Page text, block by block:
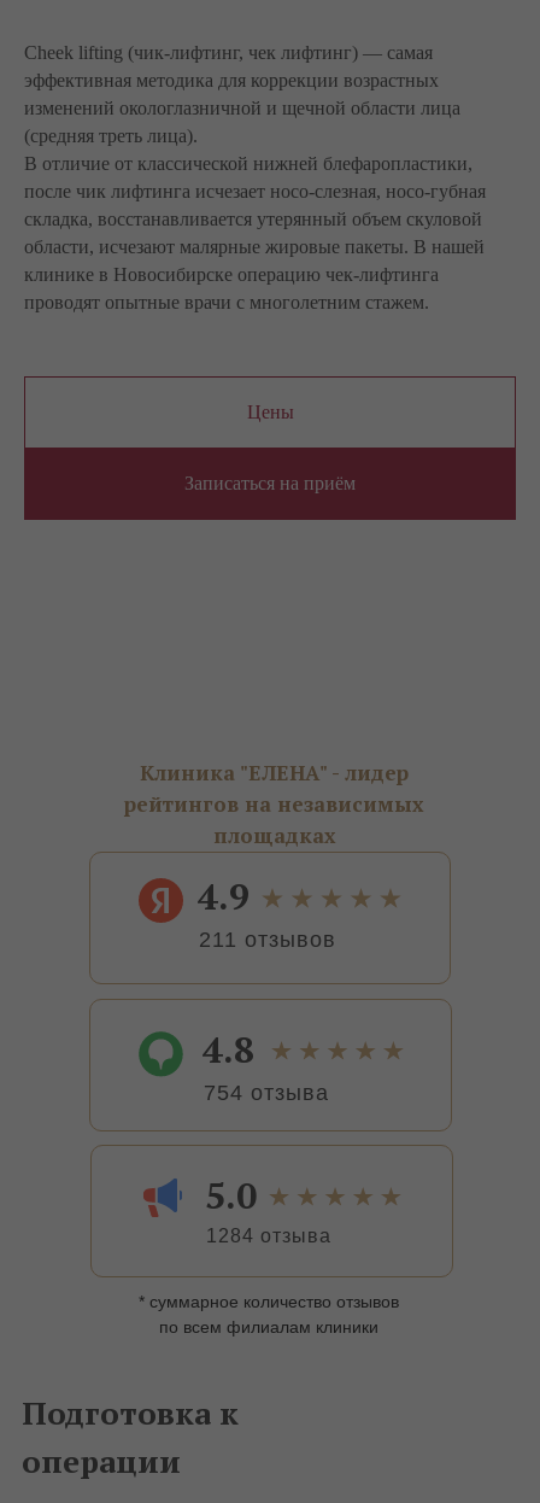
Cheek lifting (чик-лифтинг, чек лифтинг) — самая
эффективная методика для коррекции возрастных
изменений окологлазничной и щечной области лица
(средняя треть лица).
В отличие от классической нижней блефаропластики,
после чик лифтинга исчезает носо-слезная, носо-губная
складка, восстанавливается утерянный объем скуловой
области, исчезают малярные жировые пакеты. В нашей
клинике в Новосибирске операцию чек-лифтинга
проводят опытные врачи с многолетним стажем.
Цены
Записаться на приём
211 отзывов
4.9
754 отзыва
4.8
1284 отзыва
5.0
* суммарное количество отзывов
по всем филиалам клиники
Клиника "ЕЛЕНА" - лидер
рейтингов на независимых
площадках
Подготовка к
операции